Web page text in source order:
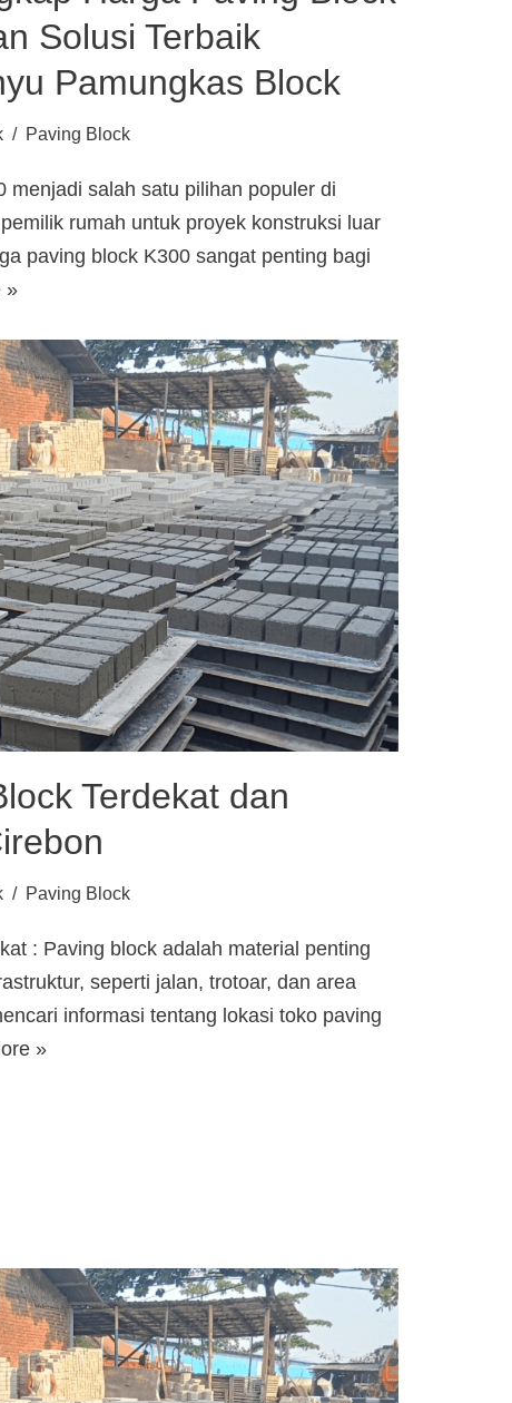
Solusi Terbaik
Pamungkas Block
Paving Block
menjadi salah satu pilihan populer di
rumah untuk proyek konstruksi luar
paving block K300 sangat penting bagi
»
Terdekat dan
Paving Block
: Paving block adalah material penting
seperti jalan, trotoar, dan area
informasi tentang lokasi toko paving
»